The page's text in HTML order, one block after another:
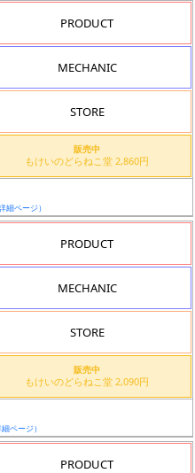
PRODUCT
MECHANIC
STORE
販売中
もけいのどらねこ堂 2,860円
細ページ）
PRODUCT
MECHANIC
STORE
販売中
もけいのどらねこ堂 2,090円
細ページ）
PRODUCT